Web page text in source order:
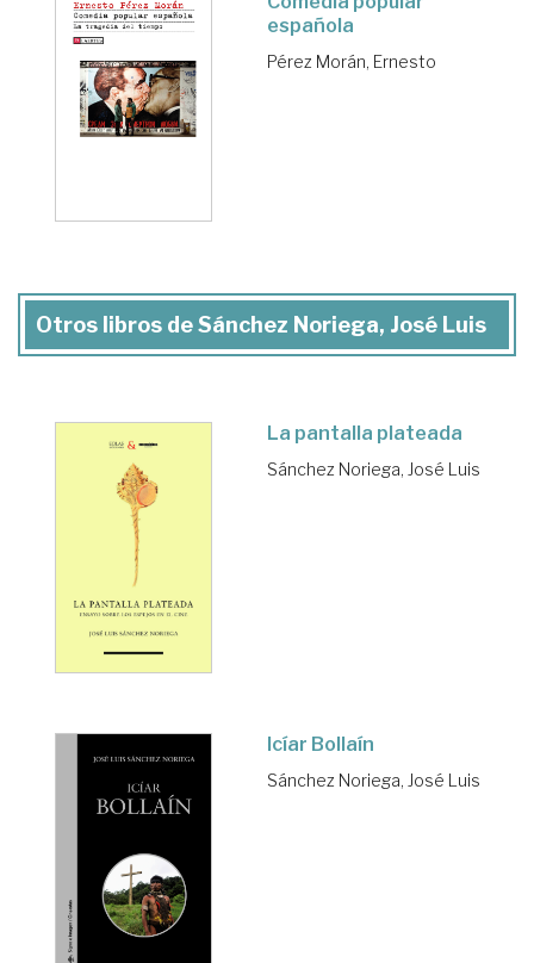
española
Pérez Morán, Ernesto
Otros libros de Sánchez Noriega, José Luis
La pantalla plateada
Sánchez Noriega, José Luis
Icíar Bollaín
Sánchez Noriega, José Luis